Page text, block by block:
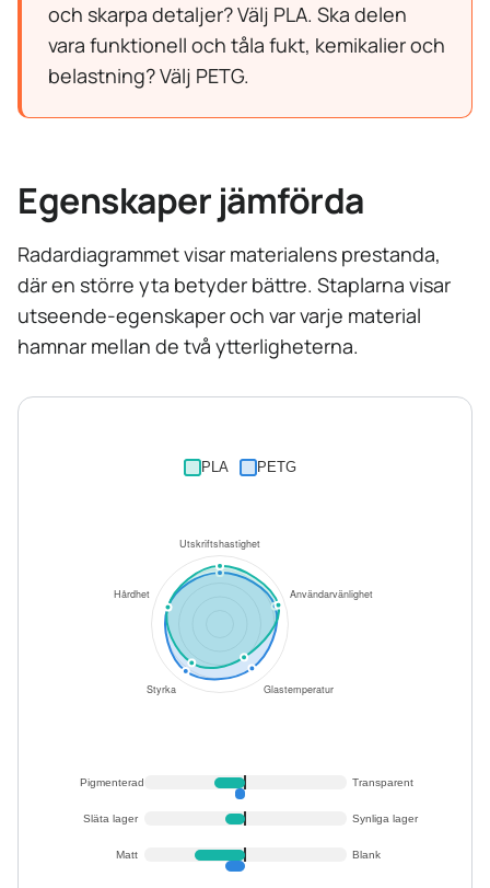
och skarpa detaljer? Välj PLA. Ska delen
vara funktionell och tåla fukt, kemikalier och
belastning? Välj PETG.
Egenskaper jämförda
Radardiagrammet visar materialens prestanda,
där en större yta betyder bättre. Staplarna visar
utseende-egenskaper och var varje material
hamnar mellan de två ytterligheterna.
PLA PETG
Pigmenterad Transparent
Släta lager Synliga lager
Matt Blank